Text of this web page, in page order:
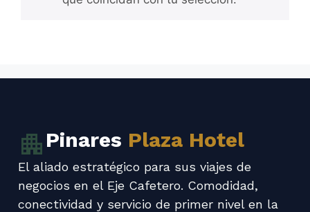
apartment Pinares Plaza Hotel
El aliado estratégico para sus viajes de
negocios en el Eje Cafetero. Comodidad,
conectividad y servicio de primer nivel en la